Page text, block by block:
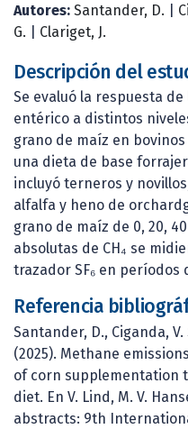
Autores: Santander, D.
G.
Clariget, J.
Descripción del
Se evaluó la respuesta
entérico a distintos
grano de maíz en
una dieta de base
incluyó terneros y
alfalfa y heno de
grano de maíz de 0, 20,
absolutas de CH₄ se
trazador SF₆ en períodos
Referencia
Santander, D., Ciganda, V.
(2025). Methane
of corn supplementation
diet. En V. Lind, M. V.
abstracts: 9th